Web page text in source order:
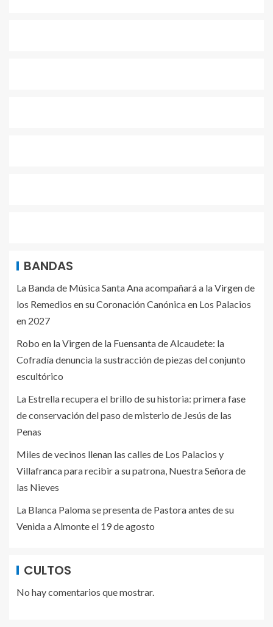
BANDAS
La Banda de Música Santa Ana acompañará a la Virgen de
los Remedios en su Coronación Canónica en Los Palacios
en 2027
Robo en la Virgen de la Fuensanta de Alcaudete: la
Cofradía denuncia la sustracción de piezas del conjunto
escultórico
La Estrella recupera el brillo de su historia: primera fase
de conservación del paso de misterio de Jesús de las
Penas
Miles de vecinos llenan las calles de Los Palacios y
Villafranca para recibir a su patrona, Nuestra Señora de
las Nieves
La Blanca Paloma se presenta de Pastora antes de su
Venida a Almonte el 19 de agosto
CULTOS
No hay comentarios que mostrar.